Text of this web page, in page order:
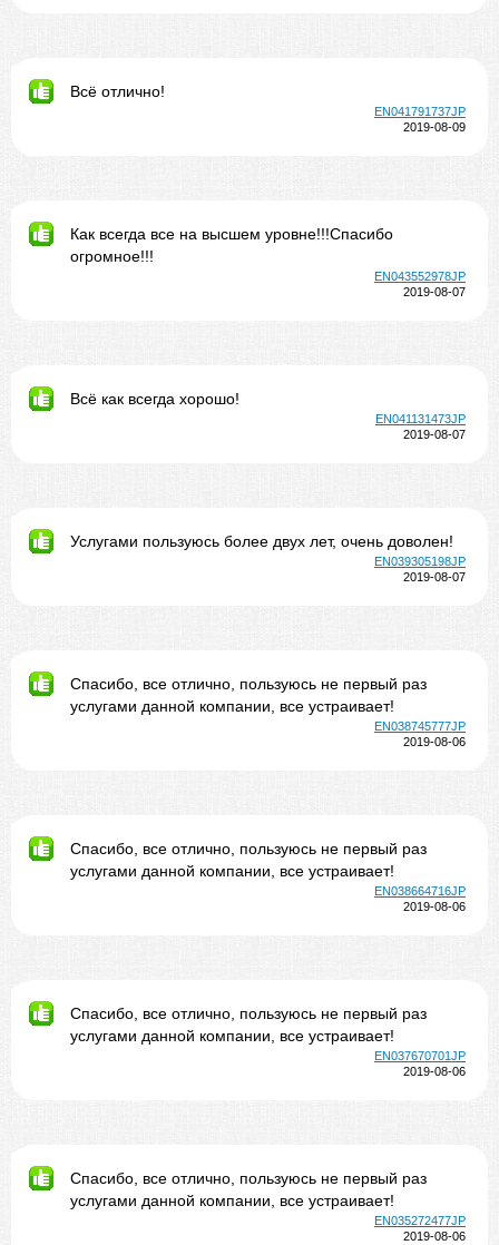
Всё отлично!
EN041791737JP
2019-08-09
Как всегда все на высшем уровне!!!Спасибо
огромное!!!
EN043552978JP
2019-08-07
Всё как всегда хорошо!
EN041131473JP
2019-08-07
Услугами пользуюсь более двух лет, очень доволен!
EN039305198JP
2019-08-07
Спасибо, все отлично, пользуюсь не первый раз
услугами данной компании, все устраивает!
EN038745777JP
2019-08-06
Спасибо, все отлично, пользуюсь не первый раз
услугами данной компании, все устраивает!
EN038664716JP
2019-08-06
Спасибо, все отлично, пользуюсь не первый раз
услугами данной компании, все устраивает!
EN037670701JP
2019-08-06
Спасибо, все отлично, пользуюсь не первый раз
услугами данной компании, все устраивает!
EN035272477JP
2019-08-06